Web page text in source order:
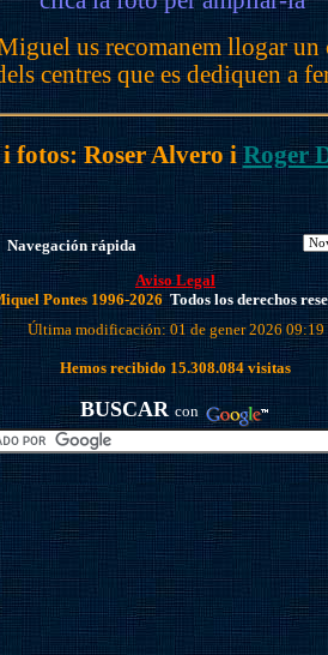
us recomanem llogar un
centres que es dediquen a
fotos: Roser Alvero iRoger
Navegación rápida
Aviso Legal
Pontes 1996-2026 Todos los derechos
Última modificación: 01 de gener 2026 09:19
Hemos recibido 15.308.084 visitas
BUSCAR con